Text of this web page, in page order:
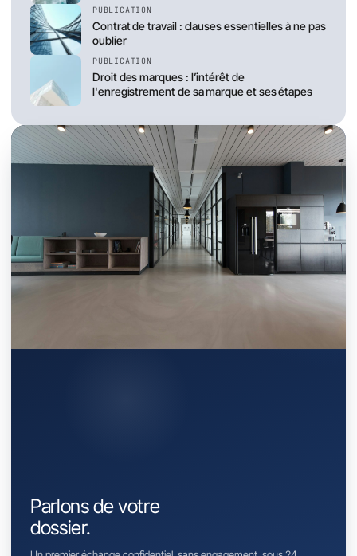
PUBLICATION
Contrat de travail : clauses essentielles à ne pas
oublier
PUBLICATION
Droit des marques : l’intérêt de
l'enregistrement de sa marque et ses étapes
Parlons de votre
dossier.